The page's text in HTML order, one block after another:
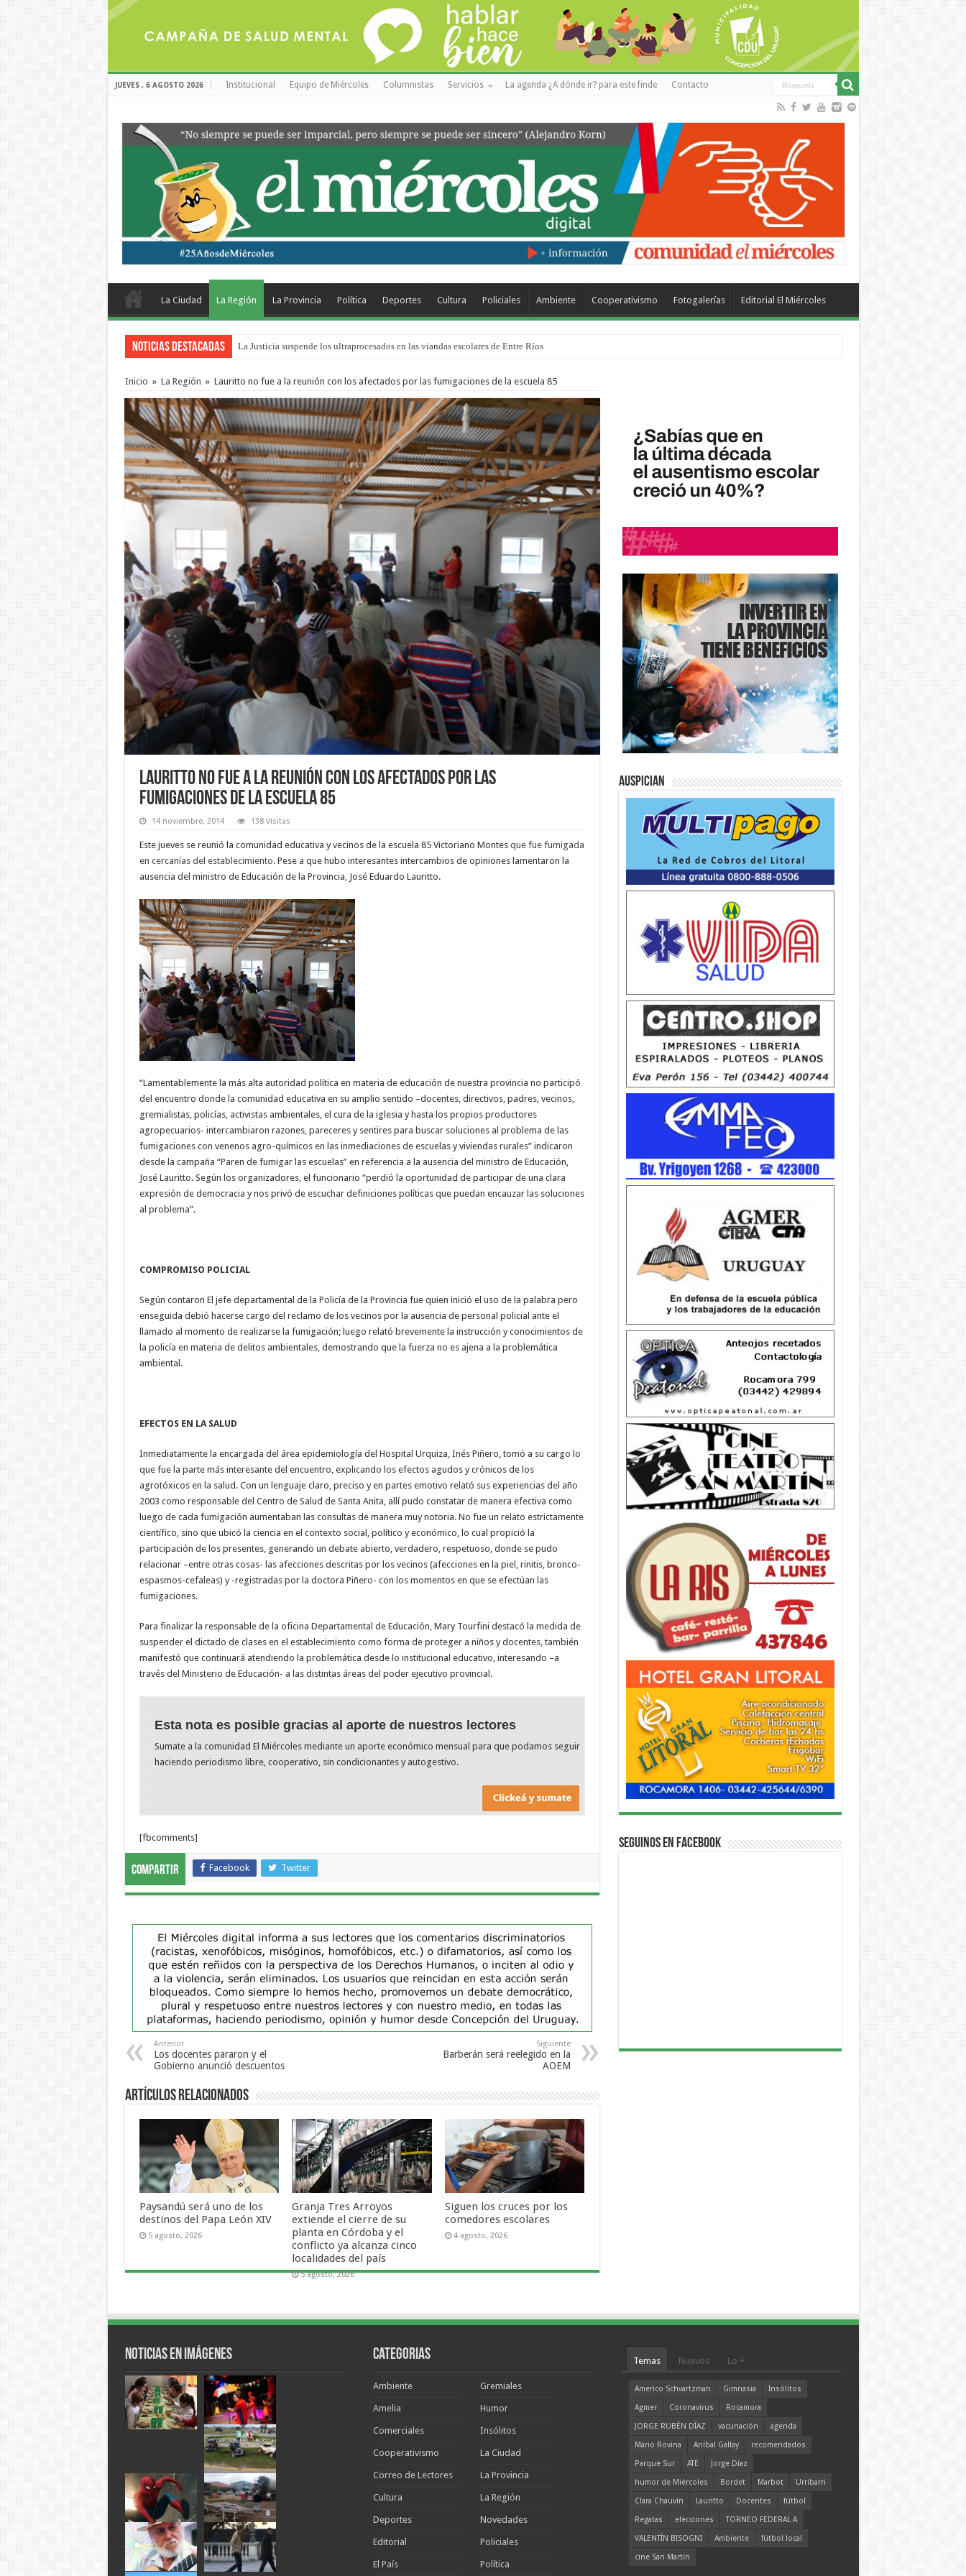
JUEVES , 6 AGOSTO 2026 Institucional Equipo de Miércoles Columnistas Servicios La agenda ¿A dónde ir? para este finde Contacto
La Ciudad La Región La Provincia Política Deportes Cultura Policiales Ambiente Cooperativismo Fotogalerías Editorial El Miércoles
Noticias Destacadas La Justicia suspende los ultraprocesados en las viandas escolares de Entre Ríos
Se presentará la obra “La Runfla de los Macanos”
Inicio » La Región » Lauritto no fue a la reunión con los afectados por las fumigaciones de la escuela 85
Lauritto no fue a la reunión con los afectados por las
fumigaciones de la escuela 85
14 noviembre, 2014 138 Visitas
Este jueves se reunió la comunidad educativa y vecinos de la escuela 85 Victoriano Montes que fue fumigada
en cercanías del establecimiento. Pese a que hubo interesantes intercambios de opiniones lamentaron la
ausencia del ministro de Educación de la Provincia, José Eduardo Lauritto.
“Lamentablemente la más alta autoridad política en materia de educación de nuestra provincia no participó
del encuentro donde la comunidad educativa en su amplio sentido –docentes, directivos, padres, vecinos,
gremialistas, policías, activistas ambientales, el cura de la iglesia y hasta los propios productores
agropecuarios- intercambiaron razones, pareceres y sentires para buscar soluciones al problema de las
fumigaciones con venenos agro-químicos en las inmediaciones de escuelas y viviendas rurales” indicaron
desde la campaña “Paren de fumigar las escuelas” en referencia a la ausencia del ministro de Educación,
José Lauritto. Según los organizadores, el funcionario “perdió la oportunidad de participar de una clara
expresión de democracia y nos privó de escuchar definiciones políticas que puedan encauzar las soluciones
al problema”.
COMPROMISO POLICIAL
Según contaron El jefe departamental de la Policía de la Provincia fue quien inició el uso de la palabra pero
enseguida debió hacerse cargo del reclamo de los vecinos por la ausencia de personal policial ante el
llamado al momento de realizarse la fumigación; luego relató brevemente la instrucción y conocimientos de
la policía en materia de delitos ambientales, demostrando que la fuerza no es ajena a la problemática
ambiental.
EFECTOS EN LA SALUD
Inmediatamente la encargada del área epidemiología del Hospital Urquiza, Inés Piñero, tomó a su cargo lo
que fue la parte más interesante del encuentro, explicando los efectos agudos y crónicos de los
agrotóxicos en la salud. Con un lenguaje claro, preciso y en partes emotivo relató sus experiencias del año
2003 como responsable del Centro de Salud de Santa Anita, allí pudo constatar de manera efectiva como
luego de cada fumigación aumentaban las consultas de manera muy notoria. No fue un relato estrictamente
científico, sino que ubicó la ciencia en el contexto social, político y económico, lo cual propició la
participación de los presentes, generando un debate abierto, verdadero, respetuoso, donde se pudo
relacionar –entre otras cosas- las afecciones descritas por los vecinos (afecciones en la piel, rinitis, bronco-
espasmos-cefaleas) y -registradas por la doctora Piñero- con los momentos en que se efectúan las
fumigaciones.
Para finalizar la responsable de la oficina Departamental de Educación, Mary Tourfini destacó la medida de
suspender el dictado de clases en el establecimiento como forma de proteger a niños y docentes, también
manifestó que continuará atendiendo la problemática desde lo institucional educativo, interesando –a
través del Ministerio de Educación- a las distintas áreas del poder ejecutivo provincial.
Esta nota es posible gracias al aporte de nuestros lectores
Sumate a la comunidad El Miércoles mediante un aporte económico mensual para que podamos seguir
haciendo periodismo libre, cooperativo, sin condicionantes y autogestivo.
[fbcomments]
Compartir Facebook Twitter
Anterior
Los docentes pararon y el
Gobierno anunció descuentos
Siguiente
Barberán será reelegido en la
AOEM
Artículos Relacionados
Paysandú será uno de los
destinos del Papa León XIV
5 agosto, 2026
Granja Tres Arroyos
extiende el cierre de su
planta en Córdoba y el
conflicto ya alcanza cinco
localidades del país
5 agosto, 2026
Siguen los cruces por los
comedores escolares
4 agosto, 2026
Auspician
Seguinos en Facebook
Noticias en Imágenes Categorias
Ambiente
Amelia
Comerciales
Cooperativismo
Correo de Lectores
Cultura
Deportes
Editorial
El País
Gremiales
Humor
Insólitos
La Ciudad
La Provincia
La Región
Novedades
Policiales
Política
Temas Nuevos Lo +
Americo Schvartzman Gimnasia
Insólitos
Agmer
Coronavirus
Rocamora
JORGE RUBÉN DÍAZ
vacunación
agenda
Mario Rovina
Aníbal Gallay
recomendados
Parque Sur
ATE
Jorge Díaz
humor de Miércoles
Bordet Marbot
Urribarri
Clara Chauvín
Lauritto Docentes
fútbol
Regatas
elecciones
TORNEO FEDERAL A
VALENTÍN BISOGNI
Ambiente
fútbol local
cine San Martín